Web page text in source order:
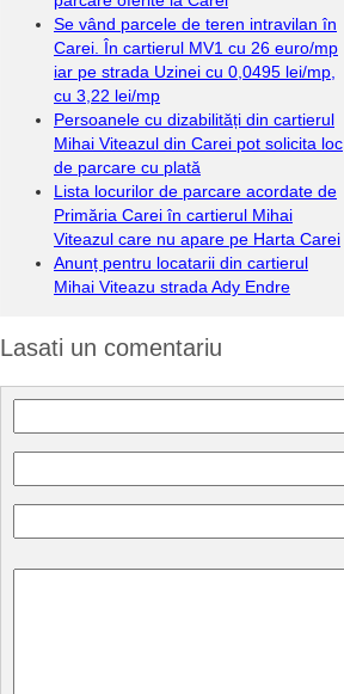
Se vând parcele de teren intravilan în
Carei. În cartierul MV1 cu 26 euro/mp
iar pe strada Uzinei cu 0,0495 lei/mp,
cu 3,22 lei/mp
Persoanele cu dizabilități din cartierul
Mihai Viteazul din Carei pot solicita loc
de parcare cu plată
Lista locurilor de parcare acordate de
Primăria Carei în cartierul Mihai
Viteazul care nu apare pe Harta Carei
Anunț pentru locatarii din cartierul
Mihai Viteazu strada Ady Endre
Lasati un comentariu